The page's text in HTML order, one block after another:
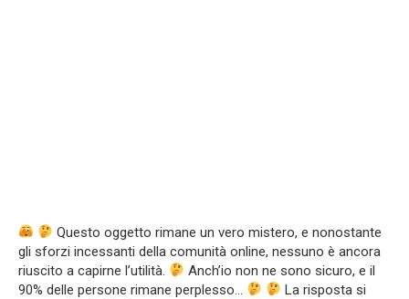
Questo oggetto rimane un vero mistero, e nonostante
gli sforzi incessanti della comunità online, nessuno è ancora
riuscito a capirne l’utilità.
Anch’io non ne sono sicuro, e il
90% delle persone rimane perplesso…
La risposta si